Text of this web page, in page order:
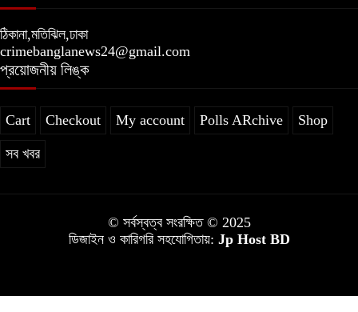
ঠিকানা,মতিঝিল,ঢাকা
crimebanglanews24@gmail.com
প্রয়োজনীয় লিঙ্ক
Cart Checkout My account Polls ARchive Shop
সব খবর
© সর্বস্বত্ব সংরক্ষিত © 2025
ডিজাইন ও কারিগরি সহযোগিতায়: Jp Host BD